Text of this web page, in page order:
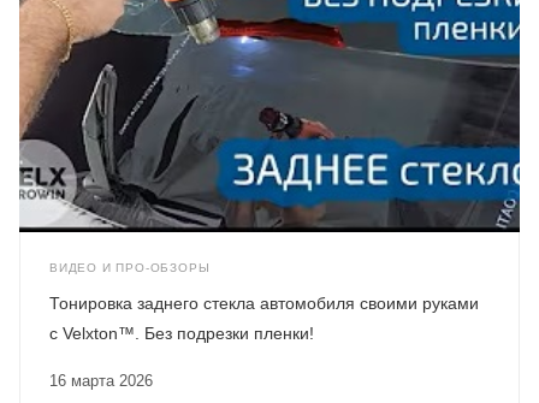
ВИДЕО И ПРО-ОБЗОРЫ
16 марта 2026
Тонировка заднего стекла автомобиля своими руками
с Velxton™. Без подрезки пленки!